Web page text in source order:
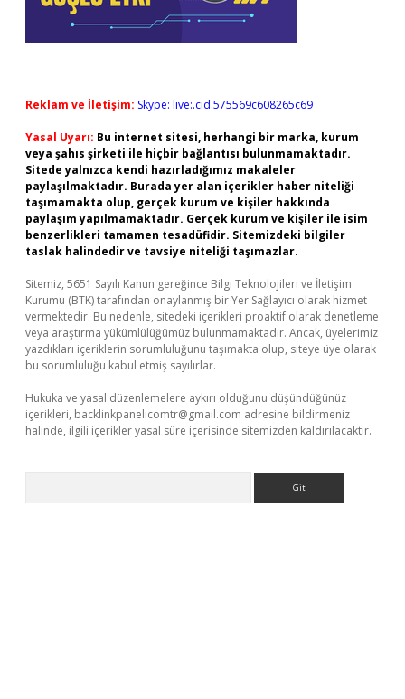
Reklam ve İletişim: Skype: live:.cid.575569c608265c69
Yasal Uyarı: Bu internet sitesi, herhangi bir marka, kurum
veya şahıs şirketi ile hiçbir bağlantısı bulunmamaktadır.
Sitede yalnızca kendi hazırladığımız makaleler
paylaşılmaktadır. Burada yer alan içerikler haber niteliği
taşımamakta olup, gerçek kurum ve kişiler hakkında
paylaşım yapılmamaktadır. Gerçek kurum ve kişiler ile isim
benzerlikleri tamamen tesadüfidir. Sitemizdeki bilgiler
taslak halindedir ve tavsiye niteliği taşımazlar.
Sitemiz, 5651 Sayılı Kanun gereğince Bilgi Teknolojileri ve İletişim
Kurumu (BTK) tarafından onaylanmış bir Yer Sağlayıcı olarak hizmet
vermektedir. Bu nedenle, sitedeki içerikleri proaktif olarak denetleme
veya araştırma yükümlülüğümüz bulunmamaktadır. Ancak, üyelerimiz
yazdıkları içeriklerin sorumluluğunu taşımakta olup, siteye üye olarak
bu sorumluluğu kabul etmiş sayılırlar.
Hukuka ve yasal düzenlemelere aykırı olduğunu düşündüğünüz
içerikleri, backlinkpanelicomtr@gmail.com adresine bildirmeniz
halinde, ilgili içerikler yasal süre içerisinde sitemizden kaldırılacaktır.